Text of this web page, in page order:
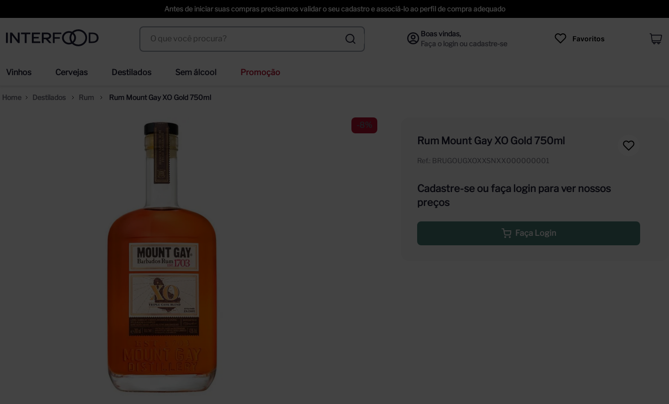
Antes de iniciar suas compras precisamos validar o seu cadastro e associá-lo ao perfil de compra adequado
O que você procura?
Favoritos
Vinhos Cervejas Destilados Sem álcool Promoção
Destilados Rum Rum Mount Gay XO Gold 750ml
-8%
Rum Mount Gay XO Gold 750ml
Ref. : BRUGOUGXOXXSNXX000000001
Cadastre-se ou faça login para ver nossos
preços
Faça Login
Termos mais buscados